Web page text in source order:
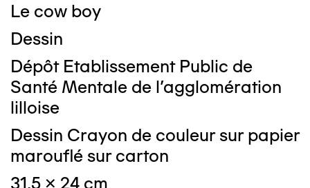
Le cow boy
Dessin
Dépôt Etablissement Public de
Santé Mentale de l'agglomération
lilloise
Dessin Crayon de couleur sur papier
marouflé sur carton
31,5 x 24 cm